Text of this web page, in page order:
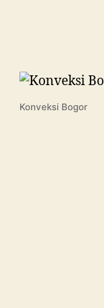
Konveksi Bogor